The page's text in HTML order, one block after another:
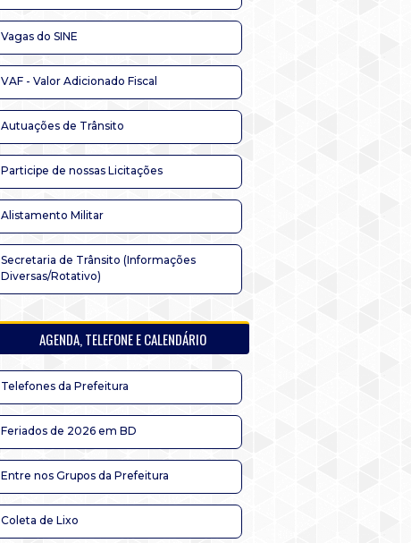
Vagas do SINE
VAF - Valor Adicionado Fiscal
Autuações de Trânsito
Participe de nossas Licitações
Alistamento Militar
Secretaria de Trânsito (Informações
Diversas/Rotativo)
AGENDA, TELEFONE E CALENDÁRIO
Telefones da Prefeitura
Feriados de 2026 em BD
Entre nos Grupos da Prefeitura
Coleta de Lixo